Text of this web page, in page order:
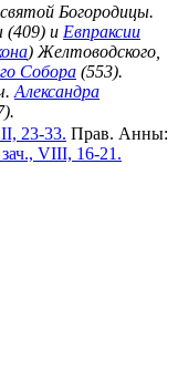
Богородицы.
(409) и Евпраксии
) Желтоводского,
Собора (553).
Александра
23-33. Прав. Анны:
VIII, 16-21.